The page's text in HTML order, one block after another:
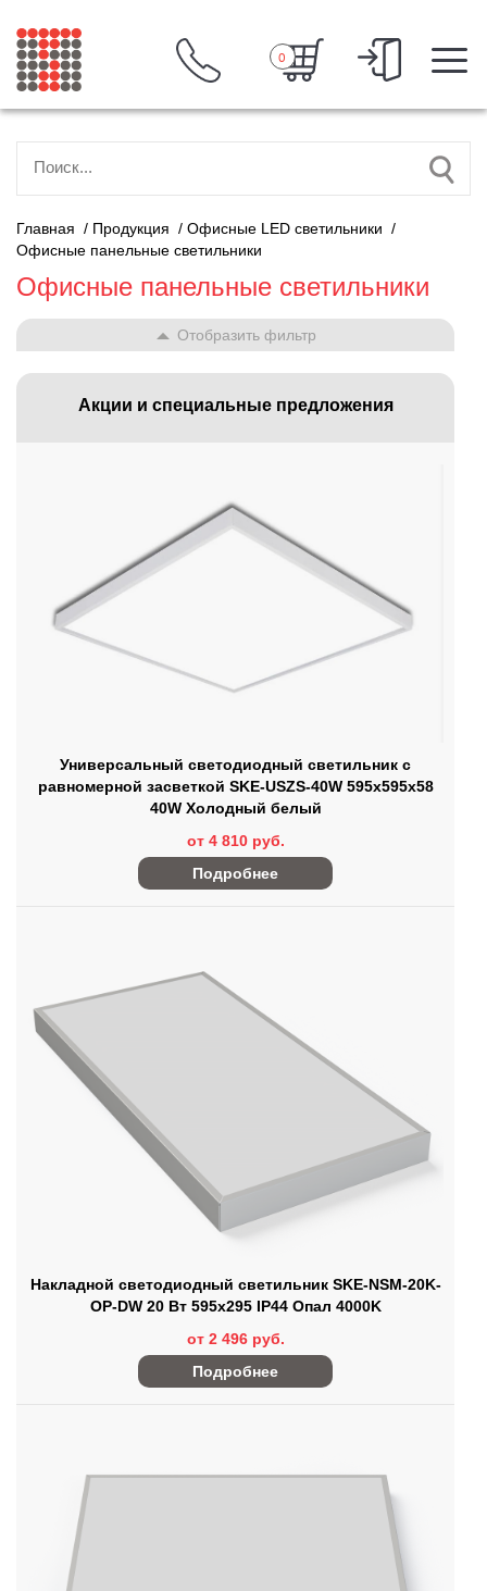
0
Главная / Продукция / Офисные LED светильники /
Офисные панельные светильники
Офисные панельные светильники
Отобразить фильтр
Акции и специальные предложения
Универсальный светодиодный светильник с
равномерной засветкой SKE-USZS-40W 595x595x58
40W Холодный белый
от 4 810 руб.
Подробнее
Накладной светодиодный светильник SKE-NSM-20K-
OP-DW 20 Вт 595x295 IP44 Опал 4000K
от 2 496 руб.
Подробнее